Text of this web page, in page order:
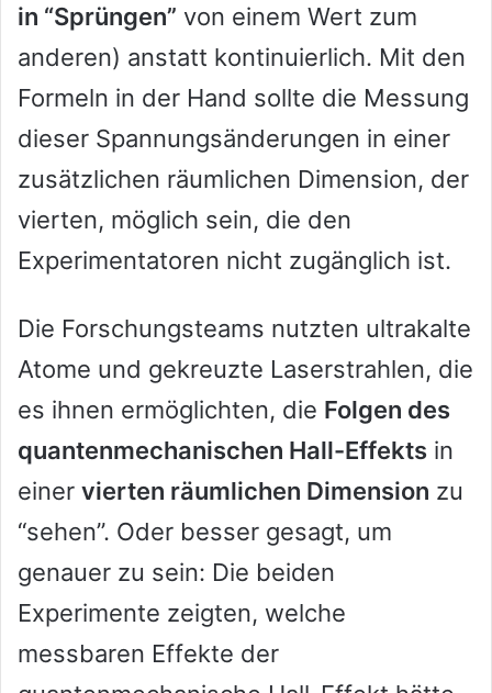
in “Sprüngen” von einem Wert zum
anderen) anstatt kontinuierlich. Mit den
Formeln in der Hand sollte die Messung
dieser Spannungsänderungen in einer
zusätzlichen räumlichen Dimension, der
vierten, möglich sein, die den
Experimentatoren nicht zugänglich ist.
Die Forschungsteams nutzten ultrakalte
Atome und gekreuzte Laserstrahlen, die
es ihnen ermöglichten, die Folgen des
quantenmechanischen Hall-Effekts in
einer vierten räumlichen Dimension zu
“sehen”. Oder besser gesagt, um
genauer zu sein: Die beiden
Experimente zeigten, welche
messbaren Effekte der